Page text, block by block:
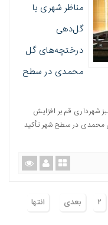
مناظر شهری با
گل‌دهی
درختچه‌های گل
محمدی در سطح
شهرداری قم بر افزایش
محمدی در سطح شهر تأکید
٢ بعدی انتها